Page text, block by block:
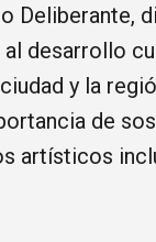
Deliberante,
desarrollo
y la
de
artísticos